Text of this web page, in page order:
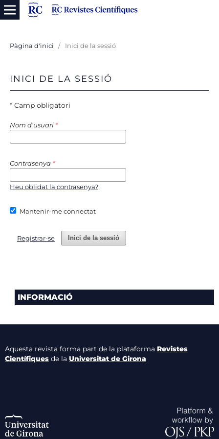
Pàgina d'inici / Inici de la sessió
INICI DE LA SESSIÓ
* Camp obligatori
Nom d’usuari *
Contrasenya *
Heu oblidat la contrasenya?
Mantenir-me connectat
Inici de la sessió
Registrar-se
INFORMACIÓ
Aquesta revista forma part de la plataforma Revistes
Científiquesde la Universitat de Girona